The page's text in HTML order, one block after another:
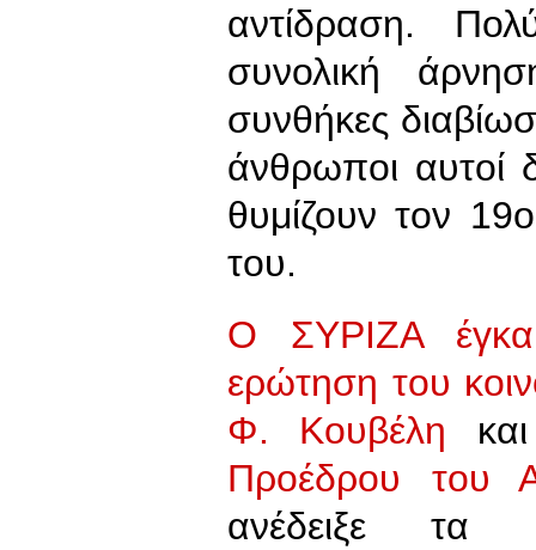
αντίδραση.
συνολική
συνθήκες
άνθρωποι αυτοί
θυμίζουν τον
του.
Ο ΣΥΡΙΖΑ
ερώτηση του
Φ. Κουβέλη
Προέδρου του
ανέδειξε τα